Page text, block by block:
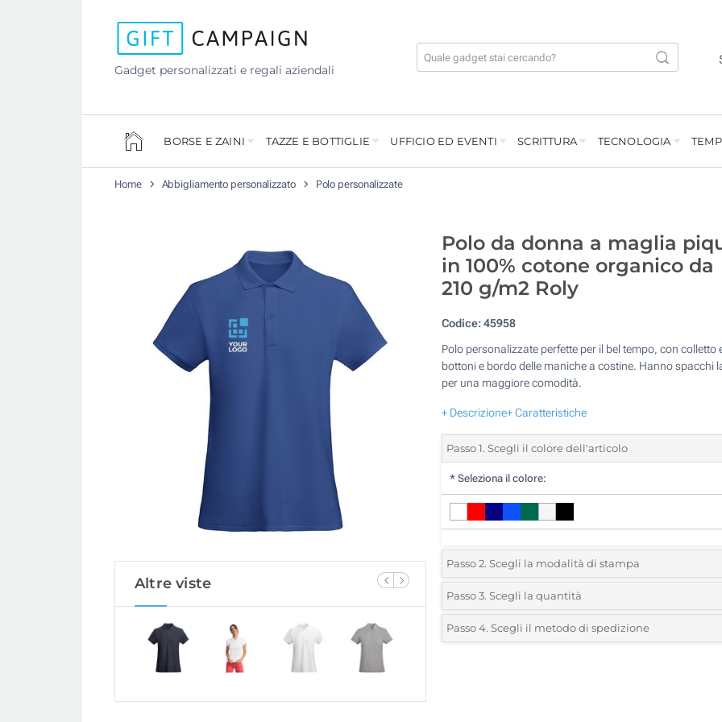
Gadget personalizzati e regali aziendali
BORSE E ZAINI TAZZE E BOTTIGLIE UFFICIO ED EVENTI SCRITTURA TECNOLOGIA
Home Abbigliamento personalizzato Polo personalizzate
Altre viste
Polo da donna a maglia
in 100% cotone organico da
210 g/m2 Roly
Codice: 45958
Polo personalizzate perfette per il bel tempo, con colletto
bottoni e bordo delle maniche a costine. Hanno spacchi
per una maggiore comodità.
+ Descrizione+ Caratteristiche
Passo 1. Scegli il colore dell'articolo
* Seleziona il colore:
Passo 2. Scegli la modalità di stampa
*Seleziona la posizione di stampa e il colore del vostro
1 Colore (Su un lato)
Passo 3. Scegli la quantità
*Ordine minimo 5 (Ordine totale)
Passo 4. Scegli il metodo di spedizione